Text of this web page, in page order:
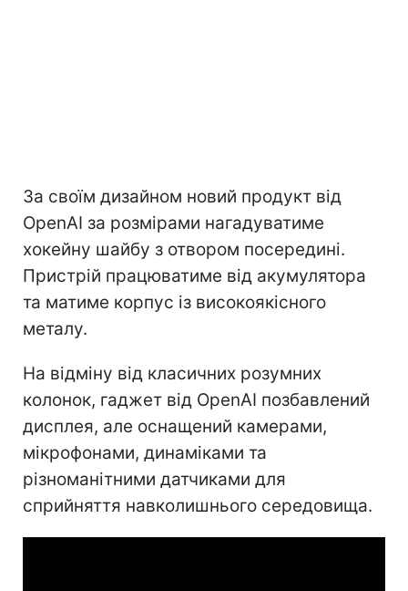
За своїм дизайном новий продукт від
OpenAI за розмірами нагадуватиме
хокейну шайбу з отвором посередині.
Пристрій працюватиме від акумулятора
та матиме корпус із високоякісного
металу.
На відміну від класичних розумних
колонок, гаджет від OpenAI позбавлений
дисплея, але оснащений камерами,
мікрофонами, динаміками та
різноманітними датчиками для
сприйняття навколишнього середовища.